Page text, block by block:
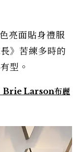
亮面貼身禮服
》苦練多時的
型。
Brie Larson布麗